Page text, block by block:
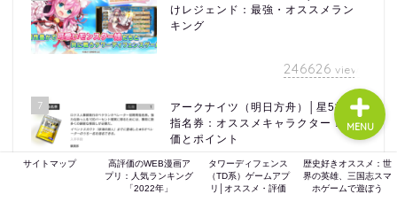
けレジェンド：最強・オススメラン
キング
246626 view
7
アークナイツ（明日方舟）│星5招聘
指名券：オススメキャラクター！評
価とポイント
217393view
サイトマップ
高評価のWEB漫画ア
プリ：人気ランキング
「2022年」
タワーディフェンス
（TD系）ゲームアプ
リ│オススメ・評価
歴史好きオススメ：世
界の英雄、三国志スマ
ホゲームで遊ぼう
MENU